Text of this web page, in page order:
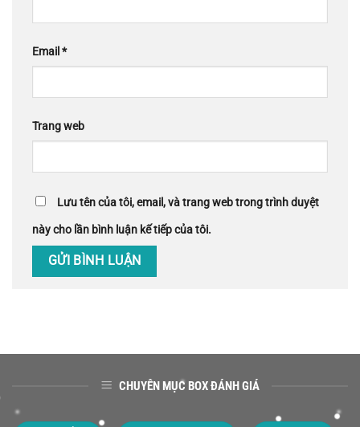
Email *
Trang web
Lưu tên của tôi, email, và trang web trong trình duyệt
này cho lần bình luận kế tiếp của tôi.
CHUYÊN MỤC BOX ĐÁNH GIÁ